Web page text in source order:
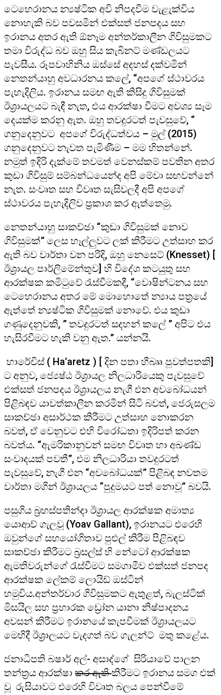
ටෙහෙරානය න්‍යෂ්ටික අවි නිපදවීම වැළැක්විය
නොහැකි බව පවසමින් එක්සත් ජනපදය සහ
ඉරානය අතර ඇති ඕනෑම අන්තර්කාලීන ගිවිසුමකට
තමා විරුද්ධ බව ඔහු සිය කැබිනට් මණ්ඩලයට
පැවසීය. රූපවාහිනිය ඔස්සේ අදහස් දක්වමින්
නෙතන්යාහු අවධාරනය කලේ, “අපගේ ස්ථාවරය
පැහැදිලිය. ඉරානය සමඟ ඇති කිසිදු ගිවිසුමක්
ඊශ්‍රායලයට බැඳී නැත, එය ආරක්ෂා වීමට අවශ්‍ය සෑම
දෙයක්ම කරනු ඇත. ඔහු තවදුරටත් පැවසුවේ, “
ගනුදෙනුවට අපගේ විරුද්ධත්වය – මුල් (2015)
ගනුදෙනුවට නැවත පැමිණීම – මම හිතන්නේ.
නමුත් ඉදිරි දැක්මේ තවමත් වෙනස්කම් පවතින අතර
කුඩා ගිවිසුම් සම්බන්ධයෙන්ද අපි මේවා සඟවන්නේ
නැත. සංවෘත සහ විවෘත සැසිවලදී අපි අපගේ
ස්ථාවරය පැහැදිලිව ප්‍රකාශ කර ඇත්තෙමු.
නෙතන්යාහු සාකච්ඡා “කුඩා ගිවිසුමක් නොව
ගිවිසුමක්” ලෙස හෑල්ලුවට ලක් කිරීමට උත්සාහ කර
ඇති බව වාර්තා වන පරිදි, ඔහු නෙසෙට් (Knesset) [
ඊශ්‍රායල පාර්ලිමේන්තුව] හි විදේශ කටයුතු සහ
ආරක්ෂක කමිටුවේ රැස්වීමකදී, “වොෂින්ටනය සහ
ටෙහෙරානය අතර මේ මොහොතේ න්‍යාය පත්‍රයේ
ඇත්තේ න්‍යෂ්ටික ගිවිසුමක් නොවේ. එය කුඩා
ගණුදෙනුවකි, ” තවදුරටත් සදහන් කලේ ” අපිට එය
හැසිරවීමට හැකි වනු ඇත.” යන්නයි.
හාරේචිස් ( Ha’aretz ) [ දින පතා හීබෲ පුවත්පතකි]
ට අනුව, ජ්‍යෙෂ්ඨ ඊශ්‍රායල නිලධාරියෙකු පැවසුවේ
එක්සත් ජනපදය ඊශ්‍රායලය නැගී එන අවබෝධයන්
පිළිබඳව යාවත්කාලීන කරමින් සිටි බවත්, ජෙරුසලම
සාකච්ඡා අසාර්ථක කිරීමට උත්සාහ නොකරන
බවත්, ඒ වෙනුවට එහි විරෝධතා ඉදිරිපත් කරන
බවත්ය. “ඇමරිකානුවන් සමඟ විවෘත හා අඛණ්ඩ
සංවාදයක් පවතී”, එම නිලධාරියා තවදුරටත්
පැවසුවේ, නැගී එන “අවබෝධයක්” පිළිබඳ නවතම
වාර්තා මගින් ඊශ්‍රායලය “පුදුමයට පත් නොවූ” බවයි.
පසුගිය බ්‍රහස්පතින්දා ඊශ්‍රායල ආරක්ෂක අමාත්‍ය
යොආව් ගැලවූ (Yoav Gallant), ඉරානයට එරෙහි
ඔවුන්ගේ සහයෝගිතාව පුළුල් කිරීම පිළිබඳව
සාකච්ඡා කිරීමට බ්‍රසල්ස් හි නේටෝ ආරක්ෂක
ඇමතිවරුන්ගේ රැස්වීමට සමගාමීව එක්සත් ජනපද
ආරක්ෂක ලේකම් ලොයිඩ් ඔස්ටින්
හමුවිය.අන්තර්වාර ගිවිසුමකට ඇතුළත්, බැලස්ටික්
මිසයිල සහ ප්‍රහාරක ඩ්‍රෝන යානා නිෂ්පාදනය
අවසන් කිරීමට ඉරානයේ කැපවීමක් ඊශ්‍රායලයට
මෙහිදී ඊශ්‍රාලයට වැදගත් බව ගැලන්ට් මතු කළේය.
ජනාධිපති බෂාර් අල්- අසාද්ගේ සිරියාවේ පාලන
තන්ත්‍රය ආරක්ෂා කර ඇතිකිරීමට ඉරානය සමග එක්
වූ රුසියාවට එරෙහි විවෘත බලය පෙන්වීමේ